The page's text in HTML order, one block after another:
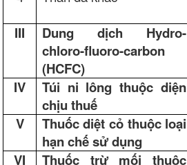
III
Dung dịch Hydro-
chloro-fluoro-carbon
(HCFC)
IV
Túi ni lông thuộc diện
chịu thuế
V
Thuốc diệt cỏ thuộc loại
hạn chế sử dụng
VI
Thuốc trừ mối thuộc